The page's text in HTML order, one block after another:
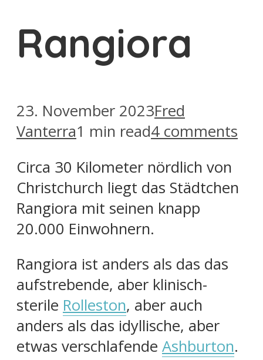
Rangiora
23. November 2023Fred
Vanterra1 min read4 comments
Circa 30 Kilometer nördlich von
Christchurch liegt das Städtchen
Rangiora mit seinen knapp
20.000 Einwohnern.
Rangiora ist anders als das das
aufstrebende, aber klinisch-
sterile Rolleston, aber auch
anders als das idyllische, aber
etwas verschlafende Ashburton.